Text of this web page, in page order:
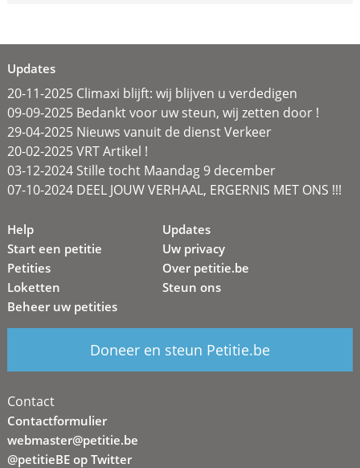
Updates
20-11-2025 Climaxi blijft: wij blijven u verdedigen
09-09-2025 Bedankt voor uw steun, wij zetten door !
29-04-2025 Nieuws vanuit de dienst Verkeer
20-02-2025 VRT Artikel !
03-12-2024 Stille tocht Maandag 9 december
07-10-2024 DEEL JOUW VERHAAL, ERGERNIS MET ONS !!!
Help
Start een petitie
Petities
Loketten
Beheer uw petities
Updates
Uw privacy
Over petitie.be
Steun ons
Doneer en steun Petitie.be
Contact
Contactformulier
webmaster@petitie.be
@petitieBE op Twitter